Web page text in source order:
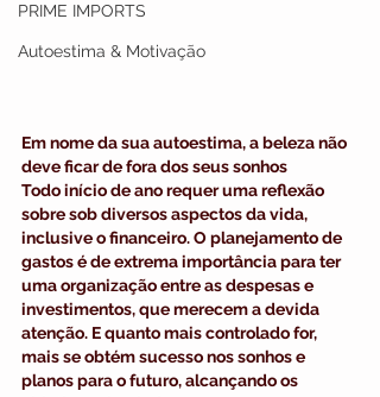
PRIME IMPORTS
Autoestima & Motivação
Em nome da sua autoestima, a beleza não
deve ficar de fora dos seus sonhos
Todo início de ano requer uma reflexão
sobre sob diversos aspectos da vida,
inclusive o financeiro. O planejamento de
gastos é de extrema importância para ter
uma organização entre as despesas e
investimentos, que merecem a devida
atenção. E quanto mais controlado for,
mais se obtém sucesso nos sonhos e
planos para o futuro, alcançando os